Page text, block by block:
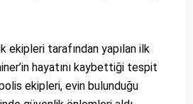
ekipleri tarafından yapılan ilk
hayatını kaybettiği tespit
ekipleri, evin bulunduğu